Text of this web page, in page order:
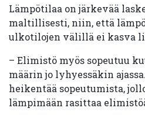
Lämpötilaa on järkevää
maltillisesti, niin, että
ulkotilojen välillä ei kasva
– Elimistö myös sopeutuu
määrin jo lyhyessäkin
heikentää sopeutumista,
lämpimään rasittaa